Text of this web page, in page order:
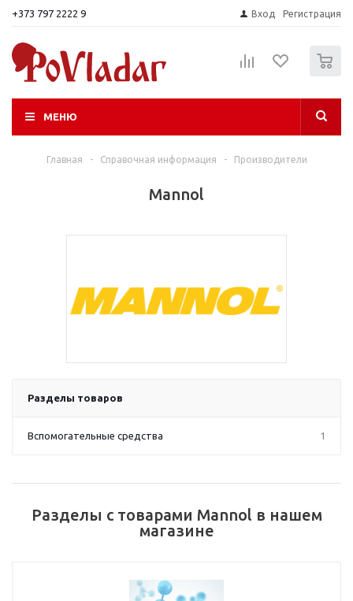
+373 797 2222 9 Вход Регистрация
МЕНЮ
Главная - Справочная информация - Производители
Mannol
Разделы товаров
Вспомогательные средства 1
Разделы с товарами Mannol в нашем
магазине